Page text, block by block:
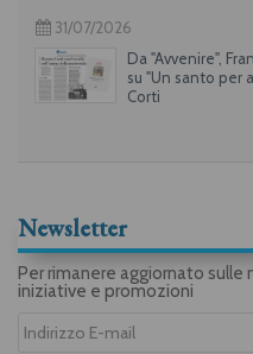
31/07/2026
Da "Avvenire",
su "Un santo per
Corti
Newsletter
Per rimanere aggiornato
iniziative e promozioni